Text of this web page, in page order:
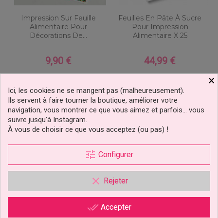
Impression Sur Feuille
Alimentaire Pour
Décorations De...
Prix
9,90 €
3 avis
Feuilles En Pâte À Sucre
Pour Impression
Alimentaire X 25
Prix
44,99 €
2 avis
×
Ici, les cookies ne se mangent pas (malheureusement).
Ils servent à faire tourner la boutique, améliorer votre
navigation, vous montrer ce que vous aimez et parfois… vous
suivre jusqu’à Instagram.
À vous de choisir ce que vous acceptez (ou pas) !
tune Configurer
clear Rejeter
done_all Accepter